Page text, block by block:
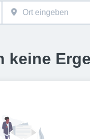
keine